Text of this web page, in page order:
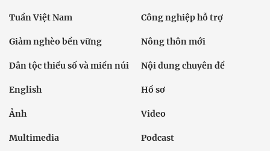
Tuần Việt Nam Công nghiệp hỗ trợ
Giảm nghèo bền vững Nông thôn mới
Dân tộc thiểu số và miền núi Nội dung chuyên đề
English Hồ sơ
Ảnh Video
Multimedia Podcast